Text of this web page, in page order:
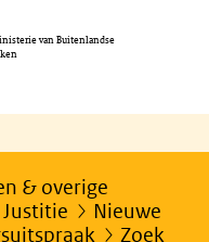
van Buitenlandse
& overige
Justitie
Nieuwe
Zoek